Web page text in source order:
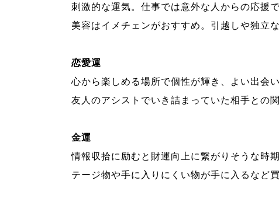
刺激的な運気。仕事では意外な人からの応援
美容はイメチェンがおすすめ。引越しや独立
恋愛運
心から楽しめる場所で個性が輝き、よい出会
友人のアシストでいき詰まっていた相手との
金運
情報収拾に励むと財運向上に繋がりそうな時
テージ物や手に入りにくい物が手に入るなど